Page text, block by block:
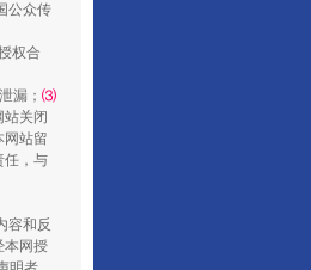
公众传
权合
漏； ⑶
关闭
网站留
任，与
容和反
本网授